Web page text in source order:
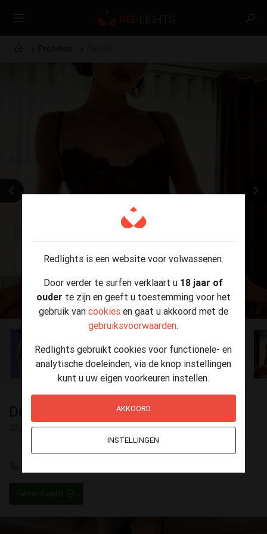
Redlights is een website voor volwassenen.
Door verder te surfen verklaart u 18 jaar of
ouder te zijn en geeft u toestemming voor het
gebruik van cookiesen gaat u akkoord met de
gebruiksvoorwaarden.
Redlights gebruikt cookies voor functionele- en
analytische doeleinden, via de knop instellingen
kunt u uw eigen voorkeuren instellen.
AKKOORD
INSTELLINGEN
Profielen
32 jaar